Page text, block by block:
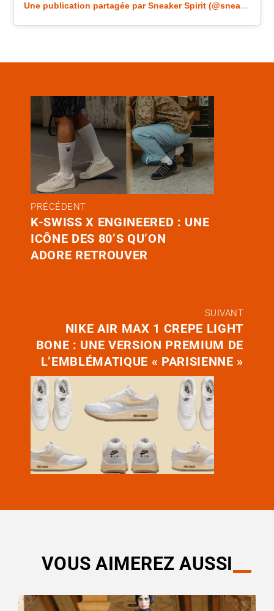
Une publication partagée par Sneaker Spirit (@sneakerspirit_)
PRÉCÉDENT
K-SWISS X ENGINEERED : UNE
ICÔNE DES 80’S QU’ON
ADORE RETROUVER
SUIVANT
NIKE AIR MAX 1 CREPE LIGHT
BONE : UNE VERSION PREMIUM DE
L’EMBLÉMATIQUE « PARISIENNE »
VOUS AIMEREZ AUSSI